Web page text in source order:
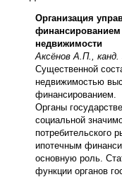
Организация
финансированием
недвижимости
Аксёнов А.П., канд.
Существенной
недвижимостью
финансированием.
Органы
социальной
потребительского
ипотечным
основную роль.
функции органов